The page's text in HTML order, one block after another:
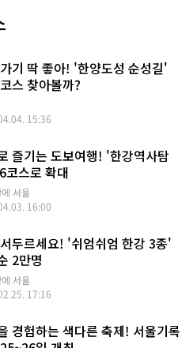
기 딱 좋아! '한양도성 순성길'
스 찾아볼까?
15:36
즐기는 도보여행! '한강역사탐
코스로 확대
서울
16:00
두르세요! '쉬엄쉬엄 한강 3종'
2만명
서울
17:16
경험하는 색다른 축제! 서울기록